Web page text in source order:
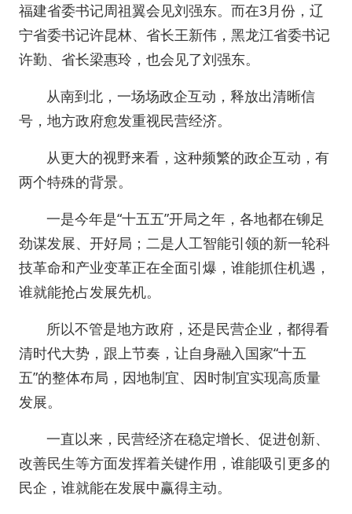
福建省委书记周祖翼会见刘强东。而在3月份，辽
宁省委书记许昆林、省长王新伟，黑龙江省委书记
许勤、省长梁惠玲，也会见了刘强东。
从南到北，一场场政企互动，释放出清晰信
号，地方政府愈发重视民营经济。
从更大的视野来看，这种频繁的政企互动，有
两个特殊的背景。
一是今年是“十五五”开局之年，各地都在铆足
劲谋发展、开好局；二是人工智能引领的新一轮科
技革命和产业变革正在全面引爆，谁能抓住机遇，
谁就能抢占发展先机。
所以不管是地方政府，还是民营企业，都得看
清时代大势，跟上节奏，让自身融入国家“十五
五”的整体布局，因地制宜、因时制宜实现高质量
发展。
一直以来，民营经济在稳定增长、促进创新、
改善民生等方面发挥着关键作用，谁能吸引更多的
民企，谁就能在发展中赢得主动。